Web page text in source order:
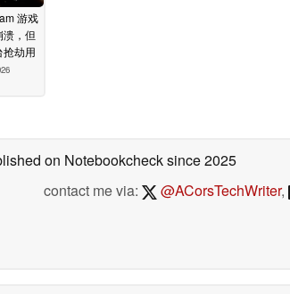
游戏
溃，但
抢劫用
on Notebookchecksince 2025
contact me via:
@ACorsTechWriter,